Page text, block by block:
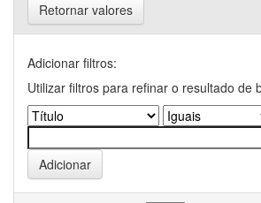
Retornar valores
Adicionar filtros:
Utilizar filtros para refinar o resultado de